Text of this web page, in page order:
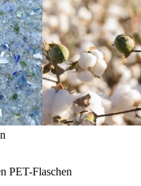
PET-Flaschen